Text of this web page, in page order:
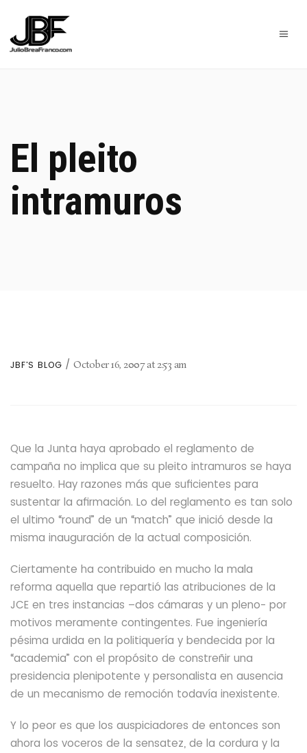
El pleito
intramuros
JBF'S BLOG October 16, 2007 at 2:53 am
Que la Junta haya aprobado el reglamento de
campaña no implica que su pleito intramuros se haya
resuelto. Hay razones más que suficientes para
sustentar la afirmación. Lo del reglamento es tan solo
el ultimo “round” de un “match” que inició desde la
misma inauguración de la actual composición.
Ciertamente ha contribuido en mucho la mala
reforma aquella que repartió las atribuciones de la
JCE en tres instancias –dos cámaras y un pleno- por
motivos meramente contingentes. Fue ingeniería
pésima urdida en la politiquería y bendecida por la
“academia” con el propósito de constreñir una
presidencia plenipotente y personalista en ausencia
de un mecanismo de remoción todavía inexistente.
Y lo peor es que los auspiciadores de entonces son
ahora los voceros de la sensatez, de la cordura y la